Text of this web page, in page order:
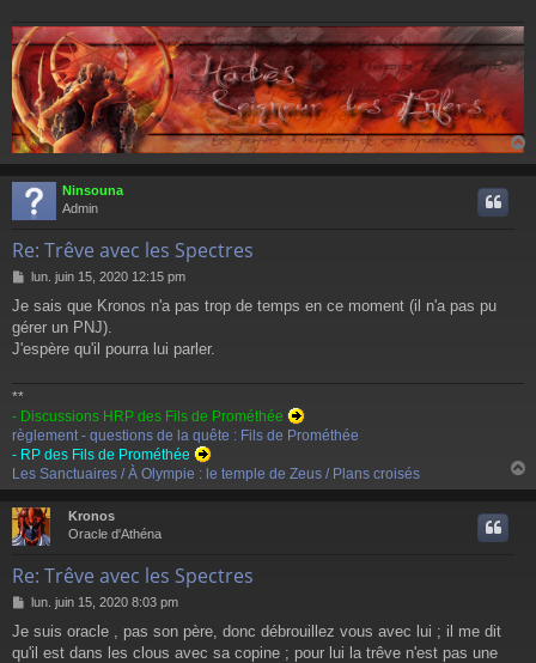
a
Ninsouna
Admin
Re: Trêve avec les Spectres
M
s
s
a
lun. juin 15, 2020 12:15 pm
Je sais que Kronos n'a pas trop de temps en ce moment (il n'a pas pu
gérer un PNJ).
J'espère qu'il pourra lui parler.
**
- Discussions HRP des Fils de Prométhée
règlement - questions de la quête : Fils de Prométhée
- RP des Fils de Prométhée
Les Sanctuaires / À Olympie : le temple de Zeus / Plans croisés
a
Kronos
Oracle d'Athéna
Re: Trêve avec les Spectres
M
s
s
lun. juin 15, 2020 8:03 pm
Je suis oracle , pas son père, donc débrouillez vous avec lui ; il me dit
qu'il est dans les clous avec sa copine ; pour lui la trêve n'est pas une